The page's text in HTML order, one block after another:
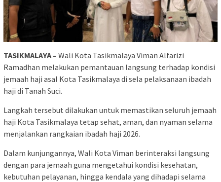
TASIKMALAYA – Wali Kota Tasikmalaya Viman Alfarizi
Ramadhan melakukan pemantauan langsung terhadap kondisi
jemaah haji asal Kota Tasikmalaya di sela pelaksanaan ibadah
haji di Tanah Suci.
Langkah tersebut dilakukan untuk memastikan seluruh jemaah
haji Kota Tasikmalaya tetap sehat, aman, dan nyaman selama
menjalankan rangkaian ibadah haji 2026.
Dalam kunjungannya, Wali Kota Viman berinteraksi langsung
dengan para jemaah guna mengetahui kondisi kesehatan,
kebutuhan pelayanan, hingga kendala yang dihadapi selama